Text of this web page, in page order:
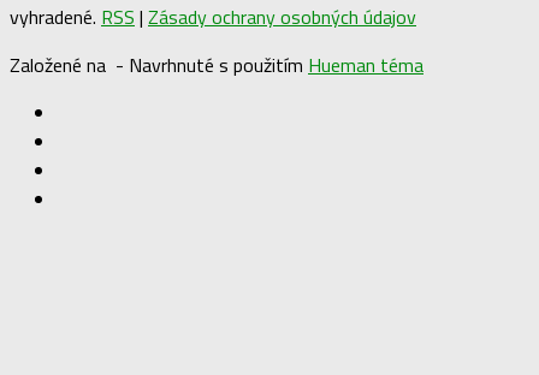
vyhradené. RSS | Zásady ochrany osobných údajov
Založené na - Navrhnuté s použitím Hueman téma